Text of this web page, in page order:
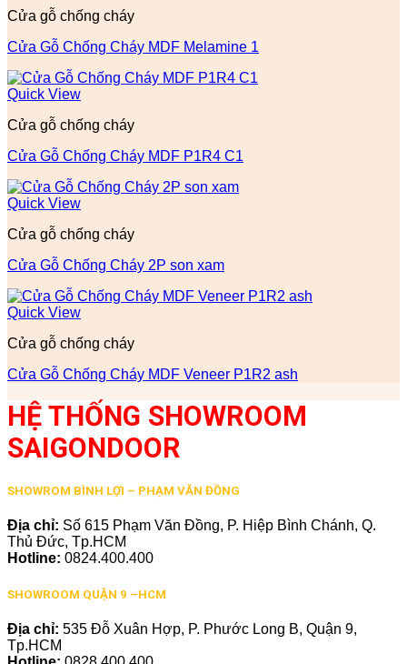
Cửa gỗ chống cháy
Cửa Gỗ Chống Cháy MDF Melamine 1
Quick View
Cửa gỗ chống cháy
Cửa Gỗ Chống Cháy MDF P1R4 C1
Quick View
Cửa gỗ chống cháy
Cửa Gỗ Chống Cháy 2P son xam
Quick View
Cửa gỗ chống cháy
Cửa Gỗ Chống Cháy MDF Veneer P1R2 ash
HỆ THỐNG SHOWROOM
SAIGONDOOR
SHOWROM BÌNH LỢI – PHẠM VĂN ĐỒNG
Địa chỉ: Số 615 Phạm Văn Đồng, P. Hiệp Bình Chánh, Q.
Thủ Đức, Tp.HCM
Hotline: 0824.400.400
SHOWROOM QUẬN 9 –HCM
Địa chỉ: 535 Đỗ Xuân Hợp, P. Phước Long B, Quận 9,
Tp.HCM